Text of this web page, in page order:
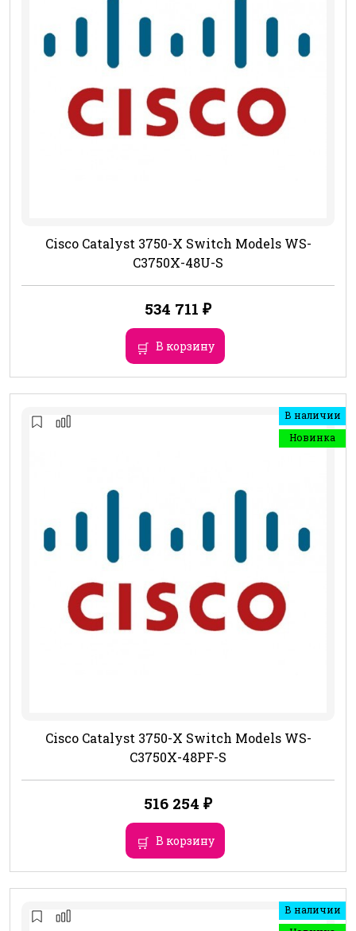
Cisco Catalyst 3750-X Switch Models WS-
C3750X-48U-S
534 711 ₽
В корзину
В наличии
Новинка
Cisco Catalyst 3750-X Switch Models WS-
C3750X-48PF-S
516 254 ₽
В корзину
В наличии